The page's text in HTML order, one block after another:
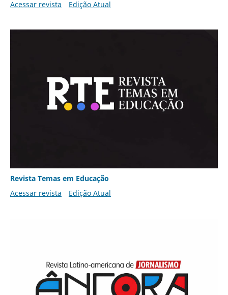
Acessar revista
Edição Atual
Revista Temas em Educação
Acessar revista
Edição Atual